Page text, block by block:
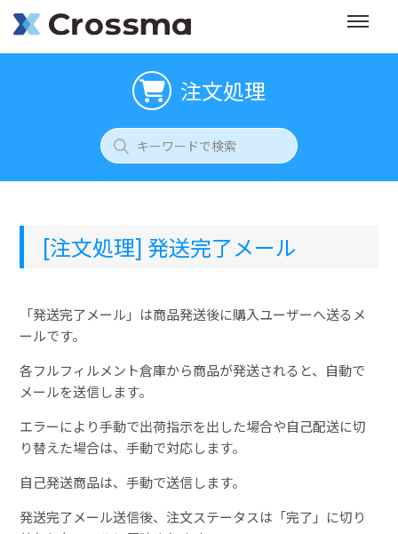
注文処理
[注文処理] 発送完了メール
「発送完了メール」は商品発送後に購入ユーザーへ送るメ
ールです。
各フルフィルメント倉庫から商品が発送されると、自動で
メールを送信します。
エラーにより手動で出荷指示を出した場合や自己配送に切
り替えた場合は、手動で対応します。
自己発送商品は、手動で送信します。
発送完了メール送信後、注文ステータスは「完了」に切り